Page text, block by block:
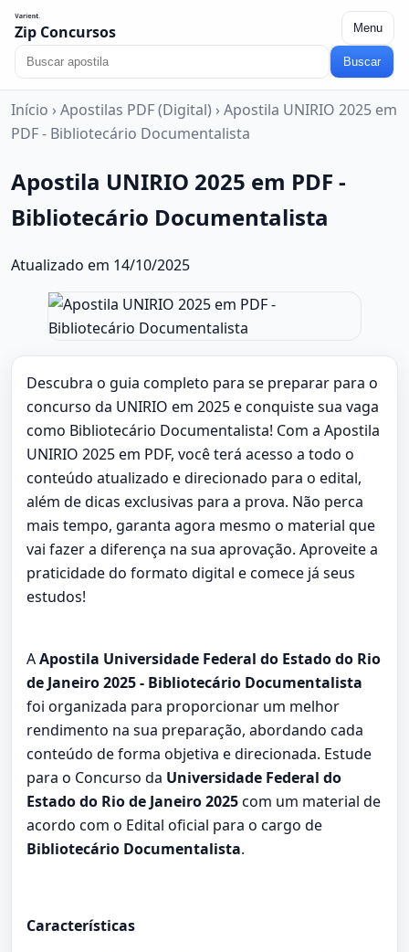
Zip Concursos Menu
Buscar
Início › Apostilas PDF (Digital) › Apostila UNIRIO 2025 em
PDF - Bibliotecário Documentalista
Apostila UNIRIO 2025 em PDF -
Bibliotecário Documentalista
Atualizado em 14/10/2025
Descubra o guia completo para se preparar para o
concurso da UNIRIO em 2025 e conquiste sua vaga
como Bibliotecário Documentalista! Com a Apostila
UNIRIO 2025 em PDF, você terá acesso a todo o
conteúdo atualizado e direcionado para o edital,
além de dicas exclusivas para a prova. Não perca
mais tempo, garanta agora mesmo o material que
vai fazer a diferença na sua aprovação. Aproveite a
praticidade do formato digital e comece já seus
estudos!
AApostila Universidade Federal do Estado do Rio
de Janeiro 2025 - Bibliotecário Documentalista
foi organizada para proporcionar um melhor
rendimento na sua preparação, abordando cada
conteúdo de forma objetiva e direcionada. Estude
para o Concurso da Universidade Federal do
Estado do Rio de Janeiro 2025com um material de
acordo com o Edital oficial para o cargo de
Bibliotecário Documentalista.
Características